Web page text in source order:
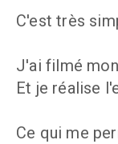
C'est très
J'ai filmé
Et je réalise
Ce qui me